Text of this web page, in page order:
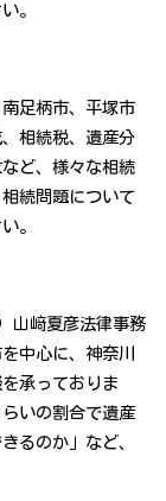
。
足柄市、平塚市
相続税、遺産分
ど、様々な相続
続問題について
。
山﨑夏彦法律事務
中心に、神奈川
承っておりま
いの割合で遺産
るのか」など、